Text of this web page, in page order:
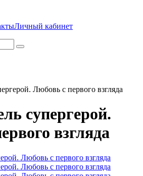
Личный кабинет
Любовь с первого взгляда
супергерой.
взгляда